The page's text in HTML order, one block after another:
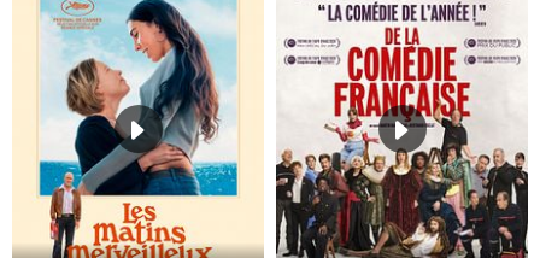
St Pierre et Miquelon
Tarn-et-Garonne
Territoire de Belfort
Val-d'Oise
Val-de-Marne
Var
Vaucluse